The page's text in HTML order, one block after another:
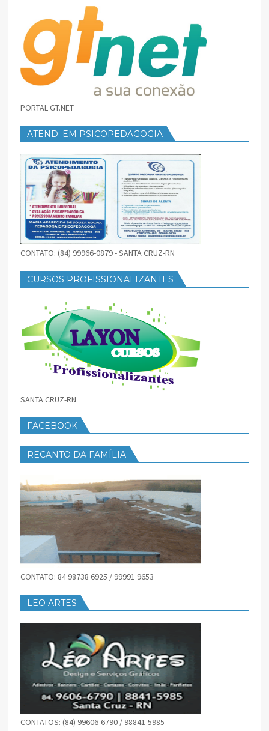
PORTAL GT.NET
ATEND. EM PSICOPEDAGOGIA
CONTATO: (84) 99966-0879 - SANTA CRUZ-RN
CURSOS PROFISSIONALIZANTES
SANTA CRUZ-RN
FACEBOOK
RECANTO DA FAMÍLIA
CONTATO: 84 98738 6925 / 99991 9653
LEO ARTES
CONTATOS: (84) 99606-6790 / 98841-5985